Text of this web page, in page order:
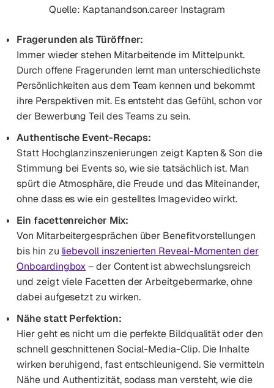
Quelle: Kaptanandson.career Instagram
Fragerunden als Türöffner:
Immer wieder stehen Mitarbeitende im Mittelpunkt.
Durch offene Fragerunden lernt man unterschiedlichste
Persönlichkeiten aus dem Team kennen und bekommt
ihre Perspektiven mit. Es entsteht das Gefühl, schon vor
der Bewerbung Teil des Teams zu sein.
Authentische Event-Recaps:
Statt Hochglanzinszenierungen zeigt Kapten & Son die
Stimmung bei Events so, wie sie tatsächlich ist. Man
spürt die Atmosphäre, die Freude und das Miteinander,
ohne dass es wie ein gestelltes Imagevideo wirkt.
Ein facettenreicher Mix:
Von Mitarbeitergesprächen über Benefitvorstellungen
bis hin zu liebevoll inszenierten Reveal-Momenten der
Onboardingbox– der Content ist abwechslungsreich
und zeigt viele Facetten der Arbeitgebermarke, ohne
dabei aufgesetzt zu wirken.
Nähe statt Perfektion:
Hier geht es nicht um die perfekte Bildqualität oder den
schnell geschnittenen Social-Media-Clip. Die Inhalte
wirken beruhigend, fast entschleunigend. Sie vermitteln
Nähe und Authentizität, sodass man versteht, wie die